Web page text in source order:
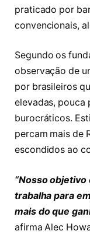
praticado por
convencionais,
Segundo os
observação de
por brasileiros
elevadas, pouca
burocráticos.
percam mais de
escondidos ao
“Nosso
trabalha para
mais do que
afirma Alec